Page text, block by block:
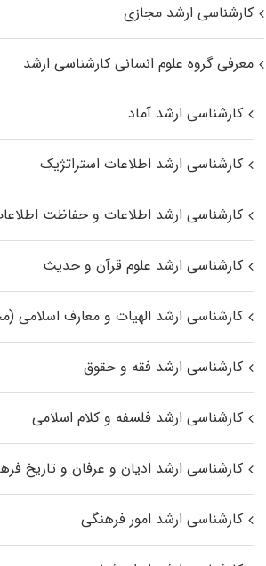
کارشناسی ارشد مجازی
معرفی گروه علوم انسانی کارشناسی ارشد
کارشناسی ارشد آماد
کارشناسی ارشد اطلاعات استراتژیک
کارشناسی ارشد اطلاعات و حفاظت
کارشناسی ارشد علوم قرآن و حدیث
کارشناسی ارشد الهیات و معارف
کارشناسی ارشد فقه و حقوق
کارشناسی ارشد فلسفه و کلام اسلامی
کارشناسی ارشد ادیان و عرفان و تاریخ
کارشناسی ارشد امور فرهنگی